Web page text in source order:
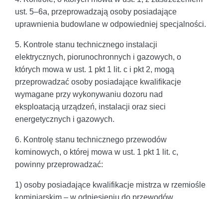
ust. 5–6a, przeprowadzają osoby posiadające
uprawnienia budowlane w odpowiedniej specjalności.
5. Kontrole stanu technicznego instalacji
elektrycznych, piorunochronnych i gazowych, o
których mowa w ust. 1 pkt 1 lit. c i pkt 2, mogą
przeprowadzać osoby posiadające kwalifikacje
wymagane przy wykonywaniu dozoru nad
eksploatacją urządzeń, instalacji oraz sieci
energetycznych i gazowych.
6. Kontrolę stanu technicznego przewodów
kominowych, o której mowa w ust. 1 pkt 1 lit. c,
powinny przeprowadzać:
1) osoby posiadające kwalifikacje mistrza w rzemiośle
kominiarskim – w odniesieniu do przewodów